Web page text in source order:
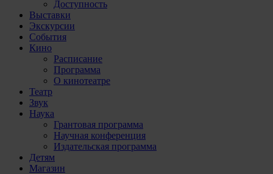
Доступность
Выставки
Экскурсии
События
Кино
Расписание
Программа
О кинотеатре
Театр
Звук
Наука
Грантовая программа
Научная конференция
Издательская программа
Детям
Магазин